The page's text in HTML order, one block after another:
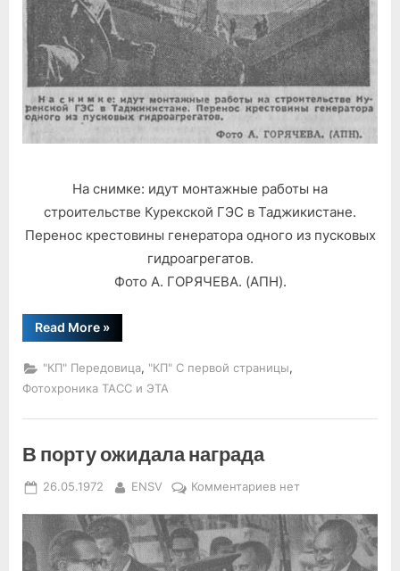
На снимке: идут монтажные работы на
строительстве Курекской ГЭС в Таджикистане.
Перенос крестовины генератора одного из пусковых
гидроагрегатов.
Фото А. ГОРЯЧЕВА. (АПН).
Read More“Радиодень
ударной”
»
"КП" Передовица, "КП" С первой страницы,
Фотохроника ТАСС и ЭТА
В порту ожидала награда
Posted
26.05.1972 By
ENSV Комментариевк
В
порту
ожидала
нет